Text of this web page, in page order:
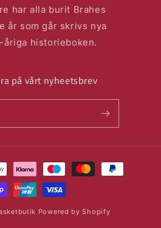
har alla burit Brahes
år som går skrivs nya
historieboken.
på vårt nyheetsbrev
Powered by Shopify